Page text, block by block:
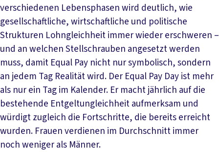
verschiedenen Lebensphasen wird deutlich, wie
gesellschaftliche, wirtschaftliche und politische
Strukturen Lohngleichheit immer wieder erschweren –
und an welchen Stellschrauben angesetzt werden
muss, damit Equal Pay nicht nur symbolisch, sondern
an jedem Tag Realität wird. Der Equal Pay Day ist mehr
als nur ein Tag im Kalender. Er macht jährlich auf die
bestehende Entgeltungleichheit aufmerksam und
würdigt zugleich die Fortschritte, die bereits erreicht
wurden. Frauen verdienen im Durchschnitt immer
noch weniger als Männer.